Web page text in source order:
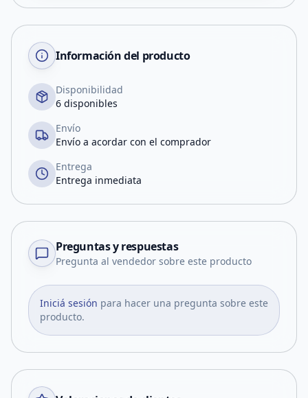
Información del producto
Disponibilidad
6 disponibles
Envío
Envío a acordar con el comprador
Entrega
Entrega inmediata
Preguntas y respuestas
Pregunta al vendedor sobre este producto
Iniciá sesión para hacer una pregunta sobre este
producto.